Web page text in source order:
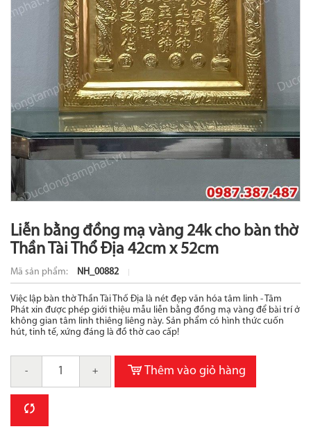
Liễn bằng đồng mạ vàng 24k cho bàn thờ
Thần Tài Thổ Địa 42cm x 52cm
Mã sản phẩm: NH_00882
Việc lập bàn thờ Thần Tài Thổ Địa là nét đẹp văn hóa tâm linh - Tâm
Phát xin được phép giới thiệu mẫu liễn bằng đồng mạ vàng để bài trí ở
không gian tâm linh thiêng liêng này. Sản phẩm có hình thức cuốn
hút, tinh tế, xứng đáng là đồ thờ cao cấp!
- + Thêm vào giỏ hàng